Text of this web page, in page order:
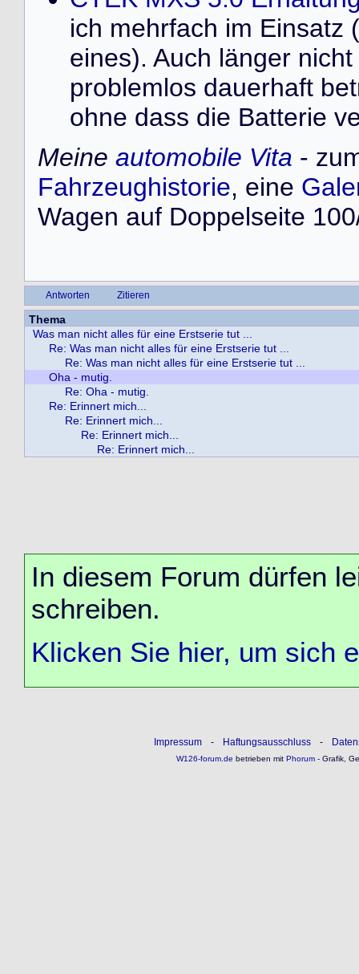
ich mehrfach im Einsatz
eines). Auch länger
problemlos dauerhaft
ohne dass die Batterie
Meine automobile Vita -
Fahrzeughistorie, eine
Wagen auf Doppelseite
Antworten Zitieren
Thema
Was man nicht alles für eine Erstserie tut ...
Re: Was man nicht alles für eine Erstserie tut ...
Re: Was man nicht alles für eine Erstserie tut ...
Oha - mutig.
Re: Oha - mutig.
Re: Erinnert mich...
Re: Erinnert mich...
Re: Erinnert mich...
Re: Erinnert mich...
In diesem Forum dürfen
schreiben.
Klicken Sie hier, um sich
Impressum - Haftungsausschluss -
W126-forum.de betrieben mitPhorum- Grafik,